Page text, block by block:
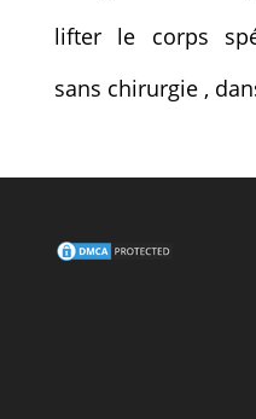
lifter le corps
sans chirurgie ,